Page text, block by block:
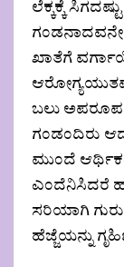
ಲೆಕ್ಕಕ್ಕೆ
ಗಂಡನಾದವನೇ
ಖಾತೆಗೆ
ಬಲು
ಗಂಡಂದಿರು
ಮುಂದೆ
ಎಂದೆನಿಸಿದರೆ
ಸರಿಯಾಗಿ
ಹೆಜ್ಜೆಯನ್ನು